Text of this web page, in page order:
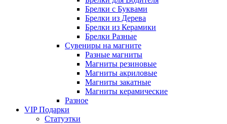
Брелки с Буквами
Брелки из Дерева
Брелки из Керамики
Брелки Разные
Сувениры на магните
Разные магниты
Магниты резиновые
Магниты акриловые
Магниты закатные
Магниты керамические
Разное
VIP Подарки
Статуэтки